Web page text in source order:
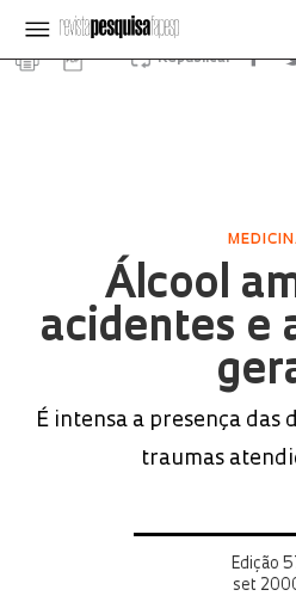
Republicar
Álcool
acidentes e
É intensa a presença das
traumas
Edição
set